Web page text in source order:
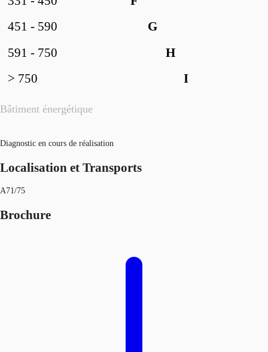
Bâtiment énergétique
G
451 - 590
H
591 - 750
I
> 750
Diagnostic en cours de réalisation
Localisation et Transports
A71/75
Brochure